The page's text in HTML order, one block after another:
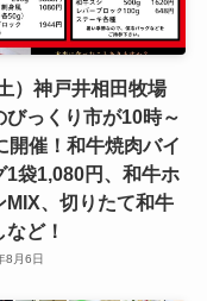
）神戸井相田牧場
びっくり市が10時～
開催！和牛焼肉バイ
1袋1,080円、和牛ホ
MIX、切りたて和牛
ど！
8月6日